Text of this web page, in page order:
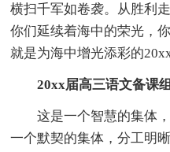
横扫千军如卷袭。从胜利
你们延续着海中的荣光，
就是为海中增光添彩的
20xx届高三语文备课
这是一个智慧的集体
一个默契的集体，分工明